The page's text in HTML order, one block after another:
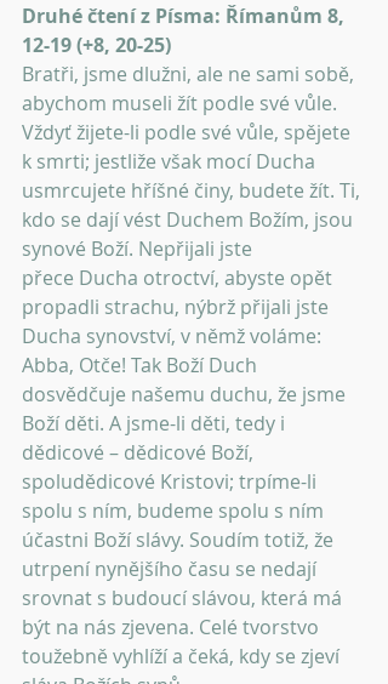
Druhé čtení z Písma: Římanům 8,
12-19 (+8, 20-25)
Bratři, jsme dlužni, ale ne sami sobě,
abychom museli žít podle své vůle.
Vždyť žijete-li podle své vůle, spějete
k smrti; jestliže však mocí Ducha
usmrcujete hříšné činy, budete žít. Ti,
kdo se dají vést Duchem Božím, jsou
synové Boží. Nepřijali jste
přece Ducha otroctví, abyste opět
propadli strachu, nýbrž přijali jste
Ducha synovství, v němž voláme:
Abba, Otče! Tak Boží Duch
dosvědčuje našemu duchu, že jsme
Boží děti. A jsme-li děti, tedy i
dědicové – dědicové Boží,
spoludědicové Kristovi; trpíme-li
spolu s ním, budeme spolu s ním
účastni Boží slávy. Soudím totiž, že
utrpení nynějšího času se nedají
srovnat s budoucí slávou, která má
být na nás zjevena. Celé tvorstvo
toužebně vyhlíží a čeká, kdy se zjeví